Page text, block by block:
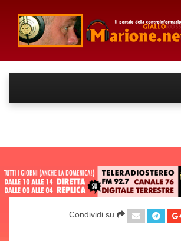
Condividi su